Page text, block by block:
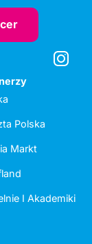
Polska
Markt
I Akademiki